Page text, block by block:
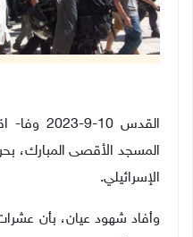
القدس 10-
المسجد الأقصى المبارك،
الإسرائيلي.
وأفاد شهود عيان، بأن